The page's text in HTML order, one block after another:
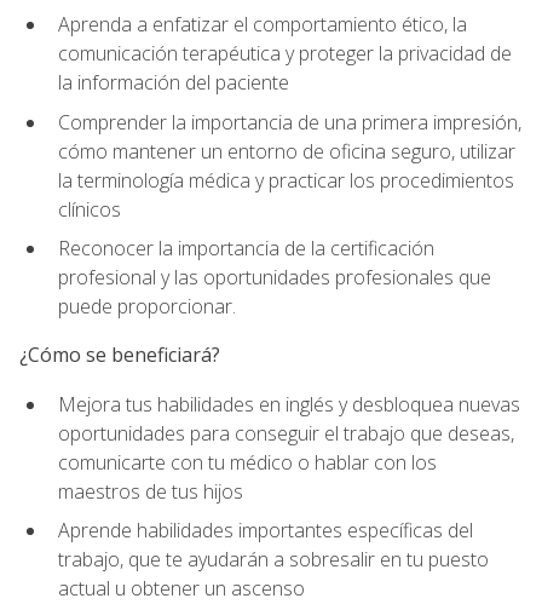
Aprenda a enfatizar el comportamiento ético, la
comunicación terapéutica y proteger la privacidad de
la información del paciente
Comprender la importancia de una primera impresión,
cómo mantener un entorno de oficina seguro, utilizar
la terminología médica y practicar los procedimientos
clínicos
Reconocer la importancia de la certificación
profesional y las oportunidades profesionales que
puede proporcionar.
¿Cómo se beneficiará?
Mejora tus habilidades en inglés y desbloquea nuevas
oportunidades para conseguir el trabajo que deseas,
comunicarte con tu médico o hablar con los
maestros de tus hijos
Aprende habilidades importantes específicas del
trabajo, que te ayudarán a sobresalir en tu puesto
actual u obtener un ascenso